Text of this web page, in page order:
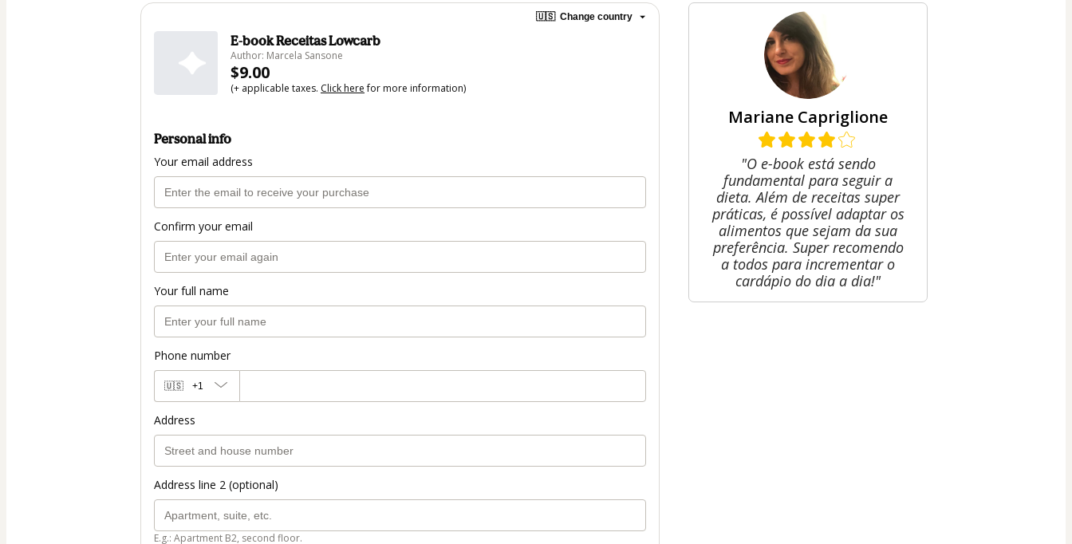
🇺🇸 Change country
E-book Receitas Lowcarb
Author: Marcela Sansone
$9.00
(+ applicable taxes. Click herefor more information)
Personal info
Your email address
Confirm your email
Your full name
Phone number
🇺🇸 +1
Address
Address line 2 (optional)
E.g.: Apartment B2, second floor.
Mariane Capriglione
"O e-book está sendo
fundamental para seguir a
dieta. Além de receitas super
práticas, é possível adaptar os
alimentos que sejam da sua
preferência. Super recomendo
a todos para incrementar o
cardápio do dia a dia!"